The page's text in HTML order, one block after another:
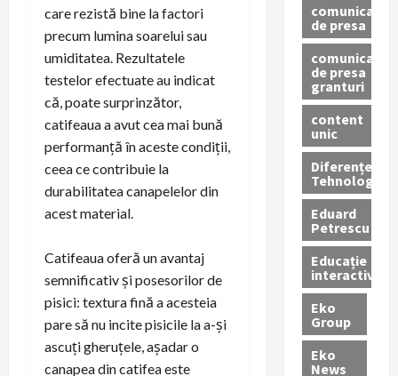
care rezistă bine la factori
precum lumina soarelui sau
umiditatea. Rezultatele
testelor efectuate au indicat
că, poate surprinzător,
catifeaua a avut cea mai bună
performanță în aceste condiții,
ceea ce contribuie la
durabilitatea canapelelor din
acest material.
Catifeaua oferă un avantaj
semnificativ și posesorilor de
pisici: textura fină a acesteia
pare să nu incite pisicile la a-și
ascuți gheruțele, așadar o
canapea din catifea este
comunicate
de presa
comunicate
de presa
granturi
content
unic
Diferențe
Tehnologice
Eduard
Petrescu
Educație
interactivă
Eko
Group
Eko
News